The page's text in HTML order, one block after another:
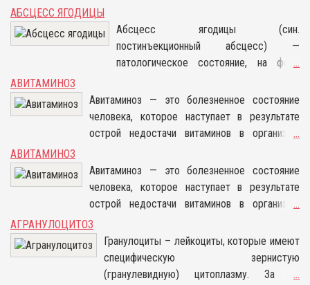
случае, если было проведено
неполноценное лечение пневмонии – на
участке лёгкого наблюдается
расплавление с последующей
инфильтратом. Патологический очаг
отделен от здоровых тканей этого органа
грануляционным валом. Недуг относится к
хирургического вмешательства.
АБСЦЕСС ЯГОДИЦЫ
Абсцесс ягодицы (син.
постинъекционный абсцесс) —
патологическое состояние, на фоне
очага воспалительного процесса в
области проведенного ранее укола.
Отмечается скопление гнойного
...
АВИТАМИНОЗ
Авитаминоз — это болезненное состояние
человека, которое наступает в результате
острой недостачи витаминов в организме
авитаминоз. Ограничений, что касается пола и
возрастной группы, в этом случае нет.
...
АВИТАМИНОЗ
Авитаминоз — это болезненное состояние
человека, которое наступает в результате
острой недостачи витаминов в организме
человека. Различают весенний и зимний
авитаминоз. Ограничений, что касается пола и
возрастной группы, в этом случае нет.
...
АГРАНУЛОЦИТОЗ
Гранулоциты – лейкоциты, которые имеют
специфическую зернистую
(гранулевидную) цитоплазму. За их
...